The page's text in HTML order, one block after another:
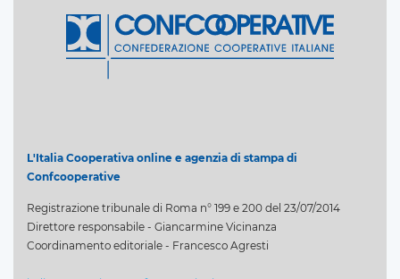
L'Italia Cooperativa online e agenzia di stampa di
Confcooperative
Registrazione tribunale di Roma n° 199 e 200 del 23/07/2014
Direttore responsabile - Giancarmine Vicinanza
Coordinamento editoriale - Francesco Agresti